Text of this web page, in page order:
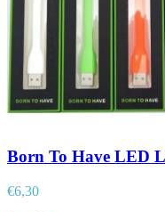
Born To Have LED
€6,30